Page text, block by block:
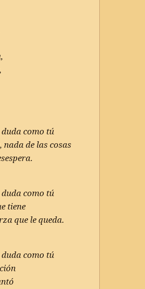
duda como tú
nada de las cosas
duda como tú
tiene
que le queda.
duda como tú